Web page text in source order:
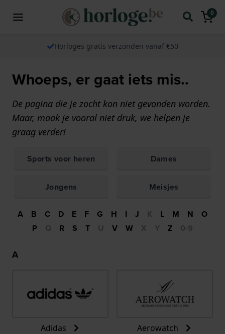
0
Horloges gratis verzonden vanaf €50
Whoeps, er gaat iets mis..
De pagina die je zocht kon niet gevonden worden.
Maar, maak je vooral niet druk, we helpen je
graag verder!
Sports voor heren Dames
Jongens Meisjes
A B C D E F G H I J K L M N
O
P
Q R S T U V W X Y Z 0-9
A
Adidas Aerowatch